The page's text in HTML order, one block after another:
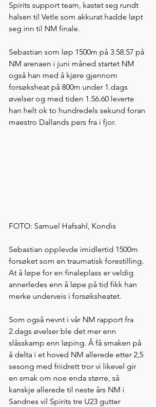
Spirits support team, kastet seg rundt
halsen til Vetle som akkurat hadde løpt
seg inn til NM finale.
Sebastian som løp 1500m på 3.58.57 på
NM arenaen i juni måned startet NM
også han med å kjøre gjennom
forsøksheat på 800m under 1.dags
øvelser og med tiden 1.56.60 leverte
han helt ok to hundredels sekund foran
maestro Dallands pers fra i fjor.
FOTO: Samuel Hafsahl, Kondis
Sebastian opplevde imidlertid 1500m
forsøket som en traumatisk forestilling.
At å løpe for en finaleplass er veldig
annerledes enn å løpe på tid fikk han
merke underveis i forsøksheatet.
Som også nevnt i vår NM rapport fra
2.dags øvelser ble det mer enn
slåsskamp enn løping. Å få smaken på
å delta i et hoved NM allerede etter 2,5
sesong med friidrett tror vi likevel gir
en smak om noe enda større, så
kanskje allerede til neste års NM i
Sandnes vil Spirits tre U23 gutter